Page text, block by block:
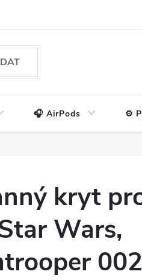
🎧 AirPods ⚙️
kryt
Wars,
002